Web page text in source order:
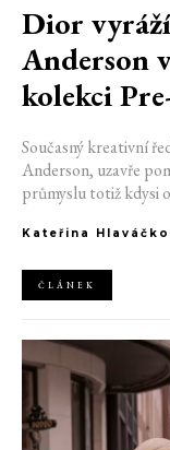
Dior
Anderson
kolekci
Současný kreativní
Anderson, uzavře
průmyslu totiž kdysi
jedné z největších
Fall 2027.
Kateřina
ČLÁNEK